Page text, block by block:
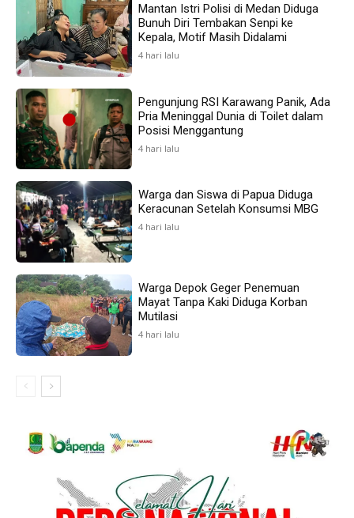
Mantan Istri Polisi di Medan Diduga
Bunuh Diri Tembakan Senpi ke
Kepala, Motif Masih Didalami
4 hari lalu
Pengunjung RSI Karawang Panik, Ada
Pria Meninggal Dunia di Toilet dalam
Posisi Menggantung
4 hari lalu
Warga dan Siswa di Papua Diduga
Keracunan Setelah Konsumsi MBG
4 hari lalu
Warga Depok Geger Penemuan
Mayat Tanpa Kaki Diduga Korban
Mutilasi
4 hari lalu